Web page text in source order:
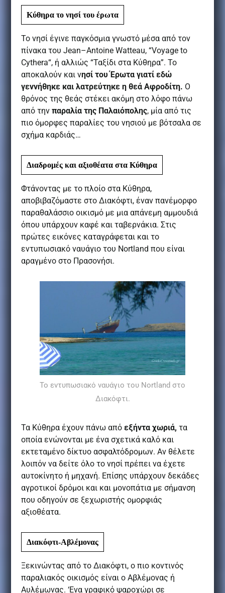
Κύθηρα το νησί του έρωτα
Το νησί έγινε παγκόσμια γνωστό μέσα από τον
πίνακα τουJean–Antoine Watteau, “Voyage to
Cythera“, ή αλλιώς “Ταξίδι στα Κύθηρα”. Το
αποκαλούν και νησί του Έρωτα γιατί εδώ
γεννήθηκε και λατρεύτηκε η θεά Αφροδίτη. Ο
θρόνος της θεάς στέκει ακόμη στο λόφο πάνω
από τηνπαραλία της Παλαιόπολης, μία από τις
πιο όμορφες παραλίες του νησιού με βότσαλα σε
σχήμα καρδιάς…
Διαδρομές και αξιοθέατα στα Κύθηρα
Φτάνοντας με το πλοίο στα Κύθηρα,
αποβιβαζόμαστε στο Διακόφτι, έναν πανέμορφο
παραθαλάσσιο οικισμό με μια απάνεμη αμμουδιά
όπου υπάρχουν καφέ και ταβερνάκια. Στις
πρώτες εικόνες καταγράφεται και το
εντυπωσιακό ναυάγιο του Nortland που είναι
αραγμένο στο Πρασονήσι.
Το εντυπωσιακό ναυάγιο του Nortland στο
Διακόφτι.
Τα Κύθηρα έχουν πάνω από εξήντα χωριά, τα
οποία ενώνονται με ένα σχετικά καλό και
εκτεταμένο δίκτυο ασφαλτόδρομων. Αν θέλετε
λοιπόν να δείτε όλο το νησί πρέπει να έχετε
αυτοκίνητο ή μηχανή. Επίσης υπάρχουν δεκάδες
αγροτικοί δρόμοι και και μονοπάτια με σήμανση
που οδηγούν σε ξεχωριστής ομορφιάς
αξιοθέατα.
Διακόφτι-Αβλέμονας
Ξεκινώντας από το Διακόφτι, ο πιο κοντινός
παραλιακός οικισμός είναι ο Αβλέμονας ή
Αυλέμωνας. ‘Ενα γραφικό ψαροχώρι σε